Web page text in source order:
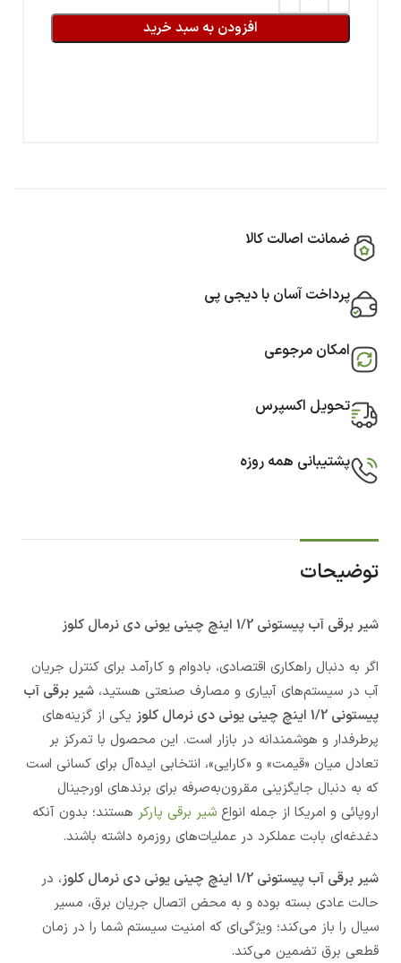
افزودن به سبد خرید
ضمانت اصالت کالا
پرداخت آسان با دیجی پی
امکان مرجوعی
تحویل اکسپرس
پشتیبانی همه روزه
توضیحات
شیر برقی آب پیستونی 1/2 اینچ چینی یونی دی نرمال کلوز
اگر به دنبال راهکاری اقتصادی، بادوام و کارآمد برای کنترل جریان
آب در سیستم‌های آبیاری و مصارف صنعتی هستید، شیر برقی آب
پیستونی 1/2 اینچ چینی یونی دی نرمال کلوز
یکی از گزینه‌های
پرطرفدار و هوشمندانه در بازار است. این محصول با تمرکز بر
تعادل میان «قیمت» و «کارایی»، انتخابی ایده‌آل برای کسانی است
که به دنبال جایگزینی مقرون‌به‌صرفه برای برندهای اورجینال
اروپائی و امریکا از جمله انواع شیر برقی پارکر هستند؛ بدون آنکه
دغدغه‌ای بابت عملکرد در عملیات‌های روزمره داشته باشند.
شیر برقی آب پیستونی 1/2 اینچ چینی یونی دی نرمال کلوز
، در
حالت عادی بسته بوده و به محض اتصال جریان برق، مسیر
سیال را باز می‌کند؛ ویژگی‌ای که امنیت سیستم شما را در زمان
قطعی برق تضمین می‌کند.